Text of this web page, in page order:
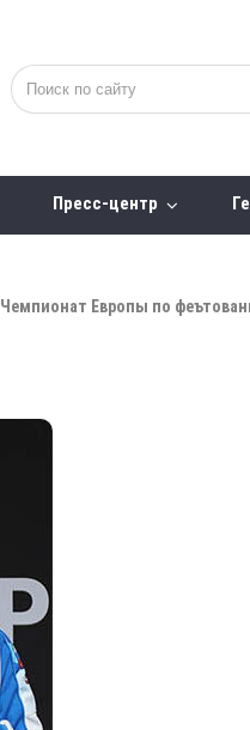
Пресс-центр
Чемпионат Европы по